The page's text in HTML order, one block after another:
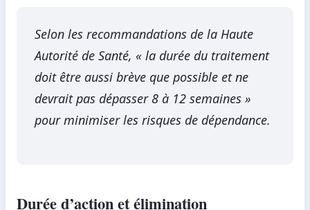
Selon les recommandations de la Haute
Autorité de Santé, « la durée du traitement
doit être aussi brève que possible et ne
devrait pas dépasser 8 à 12 semaines »
pour minimiser les risques de dépendance.
Durée d’action et élimination